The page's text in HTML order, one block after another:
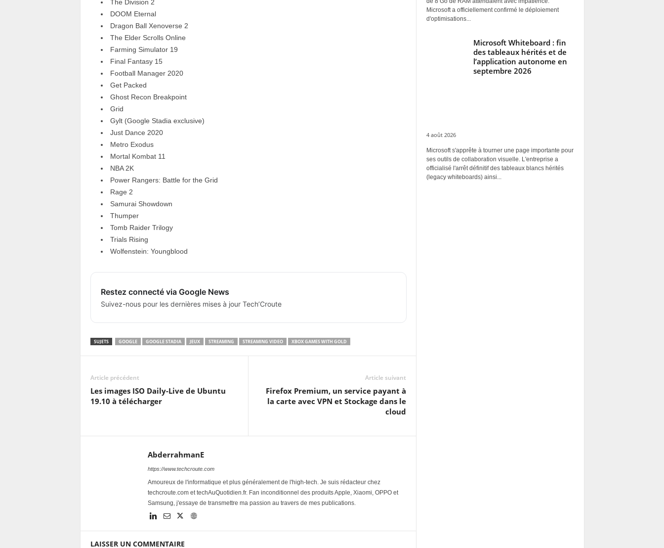
The Division 2
DOOM Eternal
Dragon Ball Xenoverse 2
The Elder Scrolls Online
Farming Simulator 19
Final Fantasy 15
Football Manager 2020
Get Packed
Ghost Recon Breakpoint
Grid
Gylt (Google Stadia exclusive)
Just Dance 2020
Metro Exodus
Mortal Kombat 11
NBA 2K
Power Rangers: Battle for the Grid
Rage 2
Samurai Showdown
Thumper
Tomb Raider Trilogy
Trials Rising
Wolfenstein: Youngblood
Restez connecté via Google News
Suivez-nous pour les dernières mises à jour Tech’Croute
SUJETS GOOGLE GOOGLE STADIA JEUX STREAMING STREAMING VIDEO XBOX GAMES WITH GOLD
Article précédent
Les images ISO Daily-Live de Ubuntu
19.10 à télécharger
Article suivant
Firefox Premium, un service payant à
la carte avec VPN et Stockage dans le
cloud
AbderrahmanE
https://www.techcroute.com
Amoureux de l'informatique et plus généralement de l'high-tech. Je suis rédacteur chez
techcroute.com et techAuQuotidien.fr. Fan inconditionnel des produits Apple, Xiaomi, OPPO et
Samsung, j'essaye de transmettre ma passion au travers de mes publications.
LAISSER UN COMMENTAIRE
Microsoft a officiellement confirmé le déploiement
d'optimisations...
Microsoft Whiteboard : fin
des tableaux hérités et de
l’application autonome en
septembre 2026
4 août 2026
Microsoft s'apprête à tourner une page importante pour
ses outils de collaboration visuelle. L'entreprise a
officialisé l'arrêt définitif des tableaux blancs hérités
(legacy whiteboards) ainsi...